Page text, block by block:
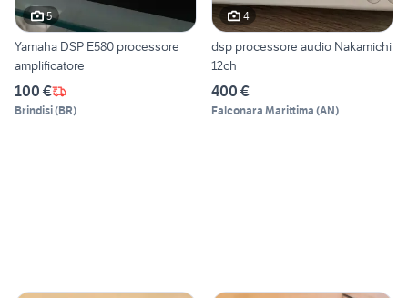
5
Yamaha DSP E580 processore
amplificatore
100 €
Brindisi(BR)
4
dsp processore audio Nakamichi
12ch
400 €
Falconara Marittima (AN)